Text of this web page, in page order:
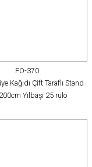
FO-370
Kağıdı Çift Taraflı Stand
Yılbaşı 25 rulo